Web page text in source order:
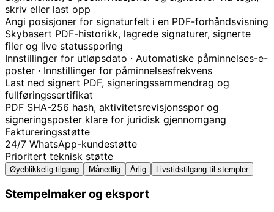
skriv eller last opp
Angi posisjoner for signaturfelt i en PDF-forhåndsvisning
Skybasert PDF-historikk, lagrede signaturer, signerte
filer og live statussporing
Innstillinger for utløpsdato · Automatiske påminnelses-e-
poster · Innstillinger for påminnelsesfrekvens
Last ned signert PDF, signeringssammendrag og
fullføringssertifikat
PDF SHA-256 hash, aktivitetsrevisjonsspor og
signeringsposter klare for juridisk gjennomgang
Faktureringsstøtte
24/7 WhatsApp-kundestøtte
Prioritert teknisk støtte
Øyeblikkelig tilgang Månedlig Årlig Livstidstilgang til stempler
Stempelmaker og eksport